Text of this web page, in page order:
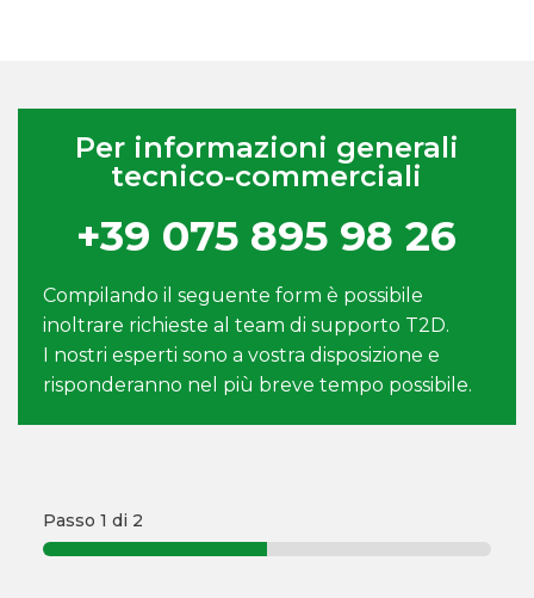
Per informazioni generali
tecnico-commerciali
+39 075 895 98 26
Compilando il seguente form è possibile
inoltrare richieste al team di supporto T2D.
I nostri esperti sono a vostra disposizione e
risponderanno nel più breve tempo possibile.
Passo 1 di 2